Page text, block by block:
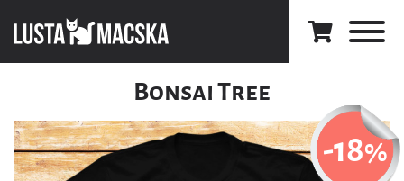
Bonsai Tree
-18%